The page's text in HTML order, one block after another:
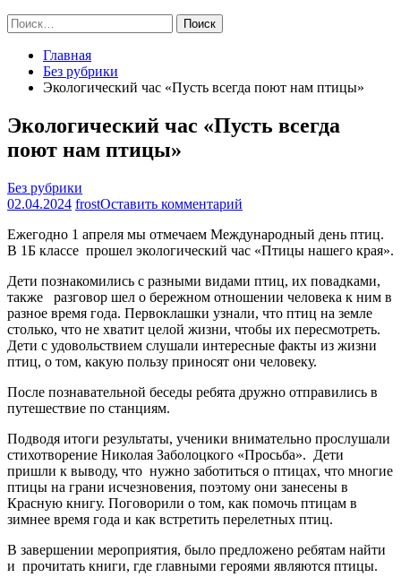
Найти:
Главная
Без рубрики
Экологический час «Пусть всегда поют нам птицы»
Экологический час «Пусть всегда
поют нам птицы»
Без рубрики
02.04.2024 frostОставить комментарий
час
«Пусть
поют
нам
птицы»
Ежегодно 1 апреля мы отмечаем Международный день птиц.
В 1Б классе прошел экологический час «Птицы нашего края».
Дети познакомились с разными видами птиц, их повадками,
также разговор шел о бережном отношении человека к ним в
разное время года. Первоклашки узнали, что птиц на земле
столько, что не хватит целой жизни, чтобы их пересмотреть.
Дети с удовольствием слушали интересные факты из жизни
птиц, о том, какую пользу приносят они человеку.
После познавательной беседы ребята дружно отправились в
путешествие по станциям.
Подводя итоги результаты, ученики внимательно прослушали
стихотворение Николая Заболоцкого «Просьба». Дети
пришли к выводу, что нужно заботиться о птицах, что многие
птицы на грани исчезновения, поэтому они занесены в
Красную книгу. Поговорили о том, как помочь птицам в
зимнее время года и как встретить перелетных птиц.
В завершении мероприятия, было предложено ребятам найти
и прочитать книги, где главными героями являются птицы.